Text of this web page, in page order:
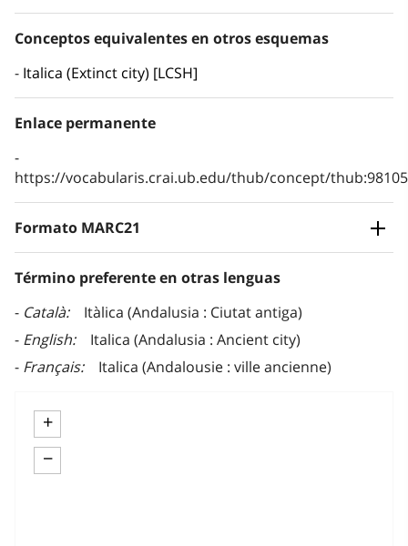
Conceptos equivalentes en otros esquemas
Italica (Extinct city) [LCSH]
Enlace permanente
https://vocabularis.crai.ub.edu/thub/concept/
Formato MARC21
Término preferente en otras lenguas
Català
Itàlica (Andalusia : Ciutat antiga)
English
Italica (Andalusia : Ancient city)
Français
Italica (Andalousie : ville ancienne)
+
−